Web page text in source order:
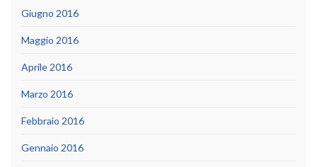
Giugno 2016
Maggio 2016
Aprile 2016
Marzo 2016
Febbraio 2016
Gennaio 2016